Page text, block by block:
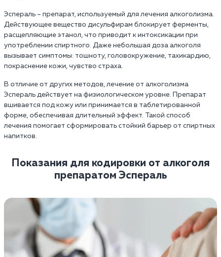
Эспераль – препарат, используемый для лечения алкоголизма.
Действующее вещество дисульфирам блокирует ферменты,
расщепляющие этанол, что приводит к интоксикации при
употреблении спиртного. Даже небольшая доза алкоголя
вызывает симптомы: тошноту, головокружение, тахикардию,
покраснение кожи, чувство страха.
В отличие от других методов, лечение от алкоголизма
Эспераль действует на физиологическом уровне. Препарат
вшивается под кожу или принимается в таблетированной
форме, обеспечивая длительный эффект. Такой способ
лечения помогает сформировать стойкий барьер от спиртных
напитков.
Показания для кодировки от алкоголя
препаратом Эспераль